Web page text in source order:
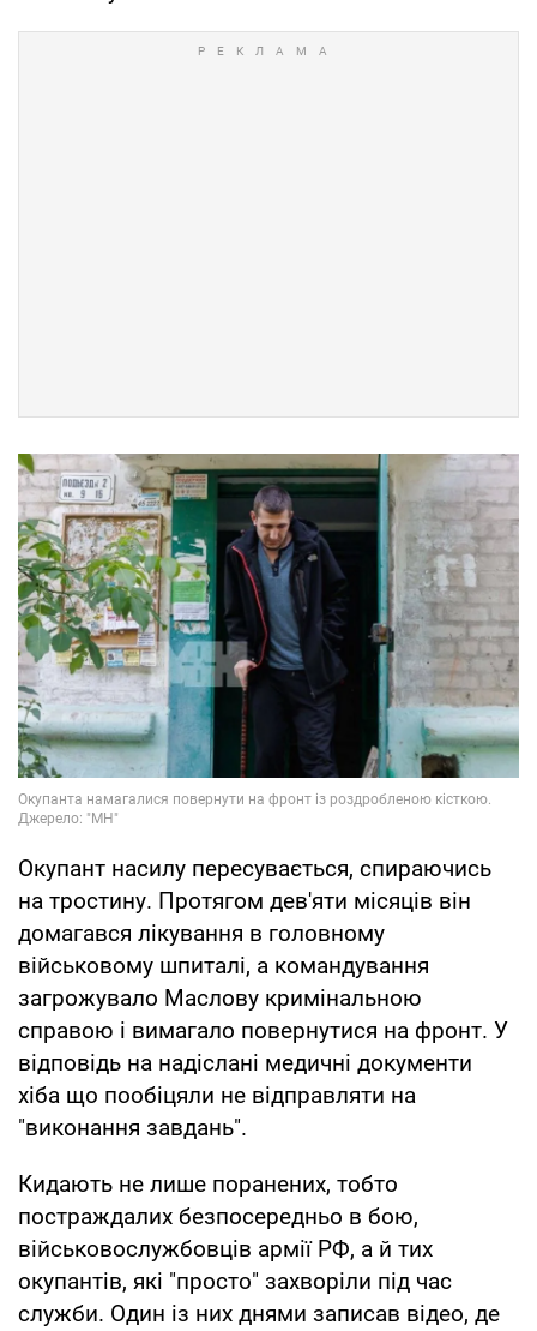
Окупант насилу пересувається, спираючись
на тростину. Протягом дев'яти місяців він
домагався лікування в головному
військовому шпиталі, а командування
загрожувало Маслову кримінальною
справою і вимагало повернутися на фронт. У
відповідь на надіслані медичні документи
хіба що пообіцяли не відправляти на
"виконання завдань".
Кидають не лише поранених, тобто
постраждалих безпосередньо в бою,
військовослужбовців армії РФ, а й тих
окупантів, які "просто" захворіли під час
служби. Один із них днями записав відео, де